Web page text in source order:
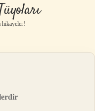
hikayeler!